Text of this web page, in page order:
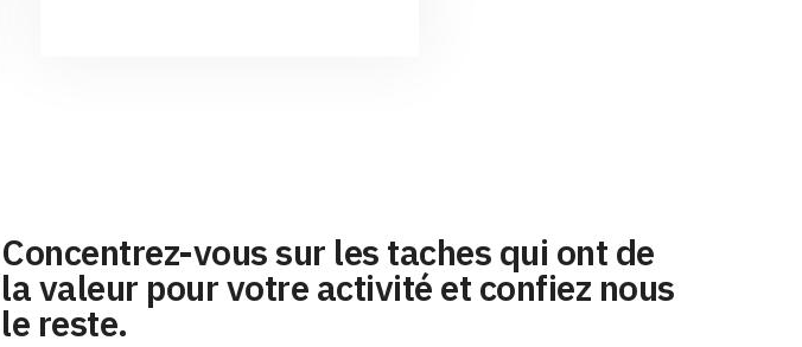
Concentrez-vous sur les taches qui ont de
la valeur pour votre activité et confiez nous
le reste.